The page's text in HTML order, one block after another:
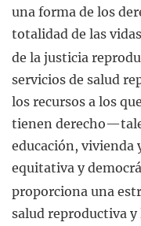
una forma de los
totalidad de las
de la justicia
servicios de salud
los recursos a los
tienen
educación,
equitativa y
proporciona una
salud reproductiva y